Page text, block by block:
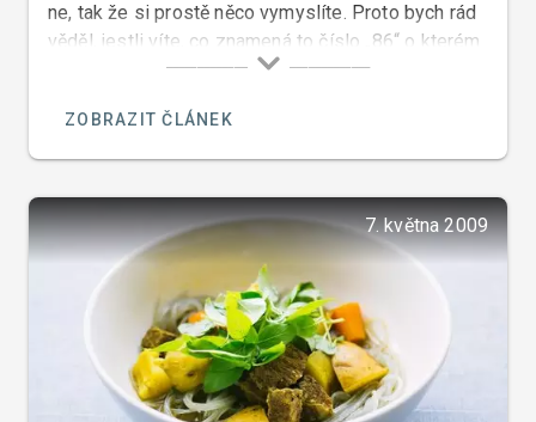
ne, tak že si prostě něco vymyslíte. Proto bych rád
věděl, jestli víte, co znamená to číslo „86“ o kterém
se v jednom svém pořadu „Ano šéfe“ zmínil pan
znamená, že když je něco, nebo někdo „na odstřel“
že se řekne „eighty six“.
ZOBRAZIT ČLÁNEK
7. května 2009